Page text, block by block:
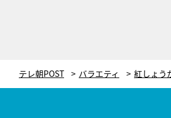
テレ朝POST バラエティ